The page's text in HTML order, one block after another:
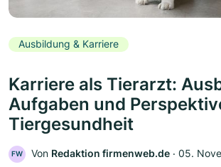
Ausbildung & Karriere
Karriere als Tierarzt:
Aufgaben und
Tiergesundheit
FW Von Redaktion firmenweb.de ‧ 05.